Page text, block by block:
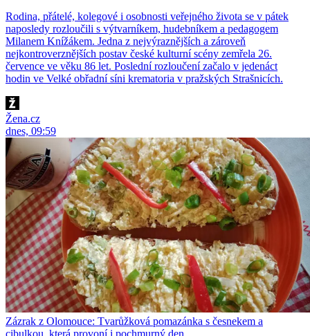
Rodina, přátelé, kolegové i osobnosti veřejného života se v pátek
naposledy rozloučili s výtvarníkem, hudebníkem a pedagogem
Milanem Knížákem. Jedna z nejvýraznějších a zároveň
nejkontroverznějších postav české kulturní scény zemřela 26.
července ve věku 86 let. Poslední rozloučení začalo v jedenáct
hodin ve Velké obřadní síni krematoria v pražských Strašnicích.
Žena.cz
dnes, 09:59
Zázrak z Olomouce: Tvarůžková pomazánka s česnekem a
cibulkou, která provoní i pochmurný den